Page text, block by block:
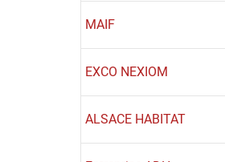
MAIF
EXCO NEXIOM
ALSACE HABITAT